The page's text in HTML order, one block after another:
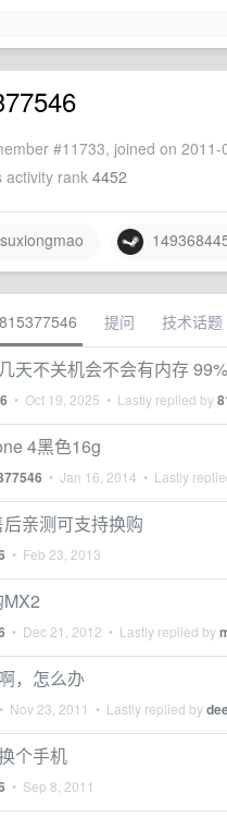
#11733, joined on
activity rank 4452
815377546 提问 技术话题
天不关机会不会有内存 99%
• Oct 19, 2025 • Lastly replied by
4黑色16g
• Jan 16, 2014 • Lastly
亲测可支持换购
• Feb 23, 2013
• Dec 21, 2012 • Lastly replied by
，怎么办
• Nov 23, 2011 • Lastly replied by
个手机
• Sep 8, 2011